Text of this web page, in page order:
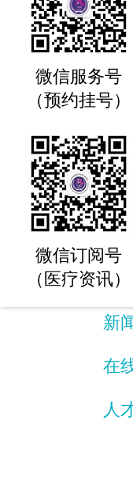
您当前的位置：
医
科
专
医
特
新
在
人
微信服务号
（预约挂号）
微信订阅号
（医疗资讯）